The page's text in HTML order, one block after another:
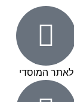
לאתר המוסדי